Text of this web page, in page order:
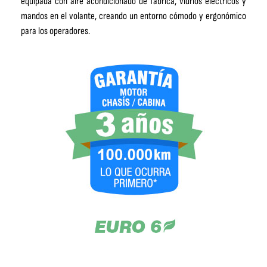
mandos en el volante, creando un entorno cómodo y ergonómico
para los operadores.